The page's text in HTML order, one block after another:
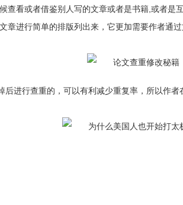
查看或者借鉴别人写的文章或者是书籍,或者
章进行简单的排版列出来，它更加需要作者通
进行查重的，可以有利减少重复率，所以作